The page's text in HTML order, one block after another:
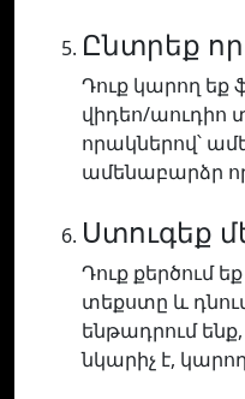
Ընտրեք
Դուք կարող եք
վիդեո/
որակներով՝
ամենաբարձր
Ստուգեք
Դուք քերծում
տեքստը և
ենթադրում
նկարիչ է,